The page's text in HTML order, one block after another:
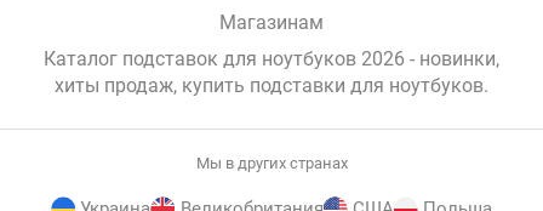
Магазинам
Каталог подставок для ноутбуков 2026 - новинки,
хиты продаж, купить подставки для ноутбуков.
Мы в других странах